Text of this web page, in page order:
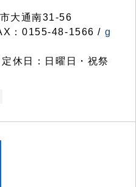
大通南31-56
：0155-48-1566 / g
休日：日曜日・祝祭